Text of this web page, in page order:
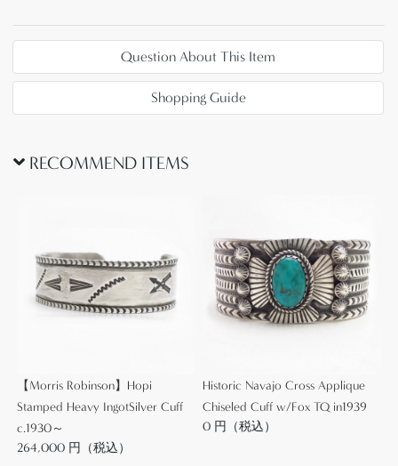
当時の作品はナバホのオールドスタイルをベース
に、馬具などに見られるスパニッシュコロニアルス
タイルやメキシカンシルバージュエリーの影響を受
けながらそれぞれに発展していきますが、現代のよ
うな部族による作風の違いはほとんど見られず、
品が作られていました。
込まれ、シルバーワークやジュエリーの造形も変化
していきます。
その為、本作の様に部族毎のアイデンティティや思
想・美意識が独特なデザインとしてジュエリーに落
のシルバースミスによって制作されたかを特定する
ことは大変困難です。
Question About This Item
Shopping Guide
RECOMMEND ITEMS
【Morris Robinson】Hopi
Stamped Heavy IngotSilver Cuff
c.1930～
264,000 円（税込）
Historic Navajo Cross Applique
Chiseled Cuff w/Fox TQ in1939
0 円（税込）